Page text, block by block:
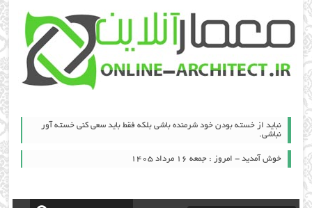
نباید از خسته بودن خود شرمنده باشی بلکه فقط باید سعی کنی خسته آور
نباشی.
خوش آمدید - امروز : جمعه ۱۶ مرداد ۱۴۰۵